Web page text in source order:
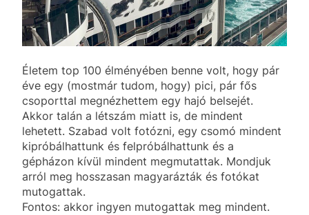
Életem top 100 élményében benne volt, hogy pár
éve egy (mostmár tudom, hogy) pici, pár fős
csoporttal megnézhettem egy hajó belsejét.
Akkor talán a létszám miatt is, de mindent
lehetett. Szabad volt fotózni, egy csomó mindent
kipróbálhattunk és felpróbálhattunk és a
gépházon kívül mindent megmutattak. Mondjuk
arról meg hosszasan magyarázták és fotókat
mutogattak.
Fontos: akkor ingyen mutogattak meg mindent.